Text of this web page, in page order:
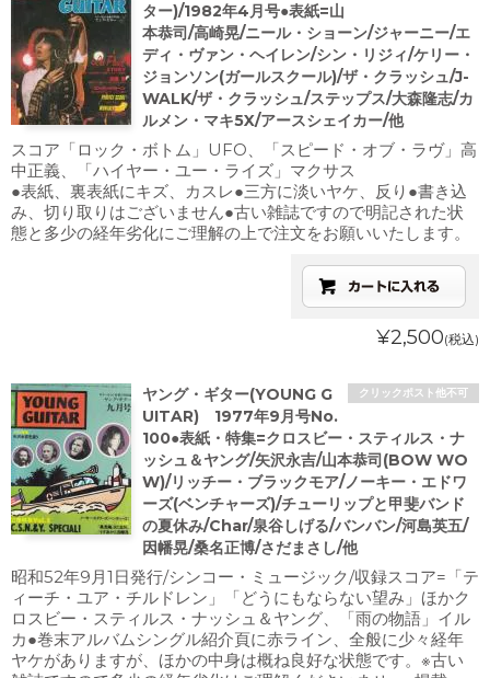
ター)/1982年4月号●表紙=山
本恭司/高崎晃/ニール・ショーン/ジャーニー/エ
ディ・ヴァン・ヘイレン/シン・リジィ/ケリー・
ジョンソン(ガールスクール)/ザ・クラッシュ/J-
WALK/ザ・クラッシュ/ステップス/大森隆志/カ
ルメン・マキ5X/アースシェイカー/他
スコア「ロック・ボトム」UFO、「スピード・オブ・ラヴ」高
中正義、「ハイヤー・ユー・ライズ」マクサス
●表紙、裏表紙にキズ、カスレ●三方に淡いヤケ、反り●書き込
み、切り取りはございません●古い雑誌ですので明記された状
態と多少の経年劣化にご理解の上で注文をお願いいたします。
¥2,500(税込)
クリックポスト他不可
ヤング・ギター(YOUNG G
UITAR) 1977年9月号No.
100●表紙・特集=クロスビー・スティルス・ナ
ッシュ＆ヤング/矢沢永吉/山本恭司(BOW WO
W)/リッチー・ブラックモア/ノーキー・エドワ
ーズ(ベンチャーズ)/チューリップと甲斐バンド
の夏休み/Char/泉谷しげる/バンバン/河島英五/
因幡晃/桑名正博/さだまさし/他
昭和52年9月1日発行/シンコー・ミュージック/収録スコア=「テ
ィーチ・ユア・チルドレン」「どうにもならない望み」ほかク
ロスビー・スティルス・ナッシュ＆ヤング、「雨の物語」イル
カ●巻末アルバムシングル紹介頁に赤ライン、全般に少々経年
ヤケがありますが、ほかの中身は概ね良好な状態です。※古い